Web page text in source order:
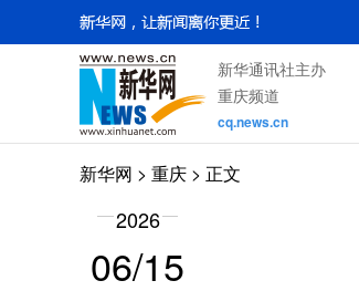
新华通讯社主办
重庆频道
cq.news.cn
新华网 > 重庆 > 正文
2026
06/15